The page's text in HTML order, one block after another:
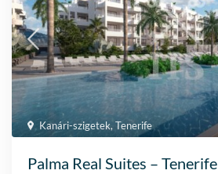
Kanári-szigetek,Tenerife
Palma Real Suites – Tenerife